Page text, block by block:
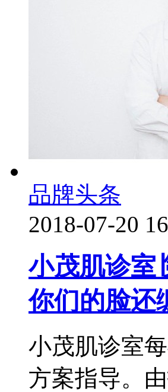
品牌头条
2018-07-20
小茂肌诊室
你们的脸还
小茂肌诊室
方案指导。